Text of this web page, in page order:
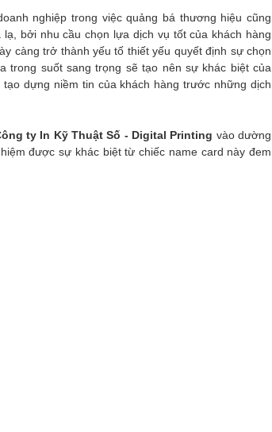
nghiệp trong việc quảng bá thương hiệu cũng
bởi nhu cầu chọn lựa dịch vụ tốt của khách hàng
càng trở thành yếu tố thiết yếu quyết định sự chọn
trong suốt sang trọng sẽ tạo nên sự khác biệt của
dựng niềm tin của khách hàng trước những dịch
ty In Kỹ Thuật Số - Digital Printing vào dường
được sự khác biệt từ chiếc name card này đem